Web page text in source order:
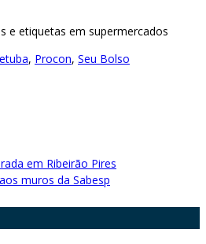
e etiquetas em supermercados
, Procon, Seu Bolso
em Ribeirão Pires
muros da Sabesp